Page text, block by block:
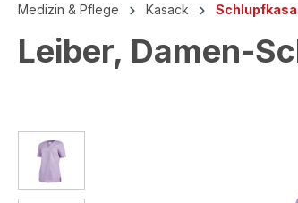
Medizin & Pflege Kasack
Leiber, Damen-
Bildergalerie überspringen